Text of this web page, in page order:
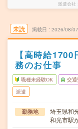
派遣会社
未読 掲載日 2026/08/07
【高時給
務のお仕事
職種未経験OK 交通
派遣
勤務地
埼玉県和
和光市駅